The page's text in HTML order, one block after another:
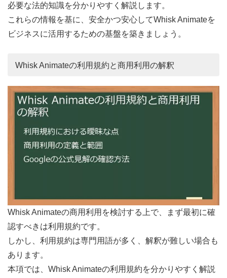
必要な法的知識を分かりやすく解説します。
これらの情報を基に、安全かつ安心してWhisk Animateを
ビジネスに活用するための基盤を築きましょう。
Whisk Animateの利用規約と商用利用の解釈
Whisk Animateの商用利用を検討する上で、まず最初に確
認すべきは利用規約です。
しかし、利用規約は専門用語が多く、解釈が難しい場合も
あります。
本項では、Whisk Animateの利用規約を分かりやすく解説